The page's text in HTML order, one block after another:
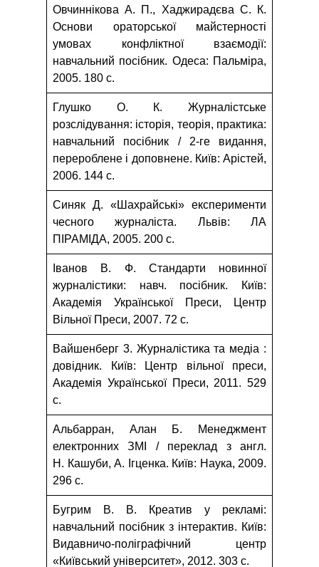
Овчиннікова А. П., Хаджирадєва С. К.
Основи ораторської майстерності
умовах конфліктної взаємодії:
навчальний посібник. Одеса: Пальміра,
2005. 180 с.
Глушко О. К. Журналістське
розслідування: історія, теорія, практика:
навчальний посібник / 2-ге видання,
перероблене і доповнене. Київ: Арістей,
2006. 144 с.
Синяк Д. «Шахрайські» експерименти
чесного журналіста. Львів: ЛА
ПІРАМІДА, 2005. 200 с.
Іванов В. Ф. Стандарти новинної
журналістики: навч. посібник. Київ:
Академія Української Преси, Центр
Вільної Преси, 2007. 72 с.
Вайшенберг 3. Журналістика та медіа :
довідник. Київ: Центр вільної преси,
Академія Української Преси, 2011. 529
с.
Альбарран, Алан Б. Менеджмент
електронних ЗМІ / переклад з англ.
Н. Кашуби, А. Ігценка. Київ: Наука, 2009.
296 с.
Бугрим В. В. Креатив у рекламі:
навчальний посібник з інтерактив. Київ:
Видавничо-поліграфічний центр
«Київський університет», 2012. 303 с.